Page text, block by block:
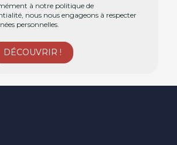
à notre politique de
nous nous engageons à respecter
personnelles.